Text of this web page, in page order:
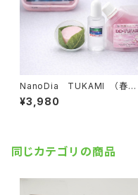
NanoDia TUKAMI （春の
掴まれる雪）【固形生塗+水性ジ
ェル】
¥3,980
同じカテゴリの商品